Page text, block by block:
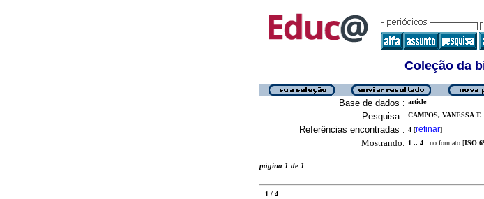
Coleção da
Base de dados : article
Pesquisa : CAMPOS, VANESSA
Referências encontradas : 4 [refinar]
Mostrando: 1 .. 4 no formato [ISO
página 1 de 1
1 / 4